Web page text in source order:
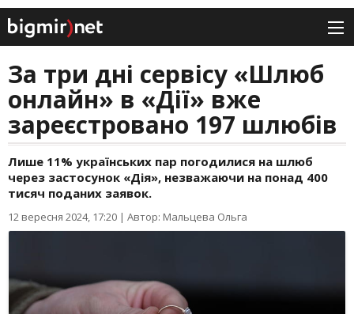
За три дні сервісу «Шлюб
онлайн» в «Дії» вже
зареєстровано 197 шлюбів
Лише 11% українських пар погодилися на шлюб
через застосунок «Дія», незважаючи на понад 400
тисяч поданих заявок.
12 вересня 2024, 17:20 | Автор: Мальцева Ольга